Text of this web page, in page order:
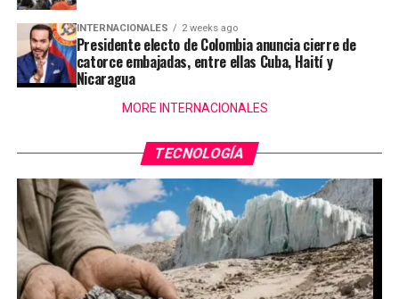
INTERNACIONALES 2 weeks ago
Presidente electo de Colombia anuncia cierre de
catorce embajadas, entre ellas Cuba, Haití y
Nicaragua
MORE INTERNACIONALES
TECNOLOGÍA